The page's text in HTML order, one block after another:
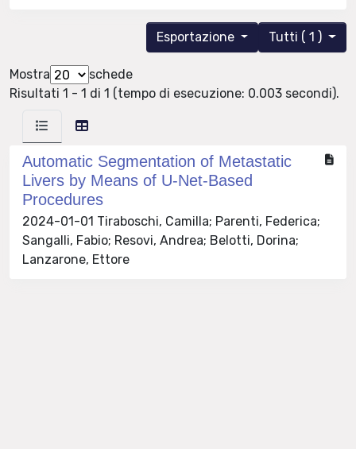
Tutti ( 1 )
Esportazione
Mostra
schede
Risultati 1 - 1 di 1 (tempo di esecuzione: 0.003 secondi).
Automatic Segmentation of Metastatic
Livers by Means of U-Net-Based
Procedures
2024-01-01 Tiraboschi, Camilla; Parenti, Federica;
Sangalli, Fabio; Resovi, Andrea; Belotti, Dorina;
Lanzarone, Ettore